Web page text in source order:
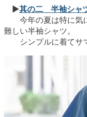
▶︎其の二 半袖シャ
今年の夏は特に気
難しい半袖シャツ。
シンプルに着てサマ